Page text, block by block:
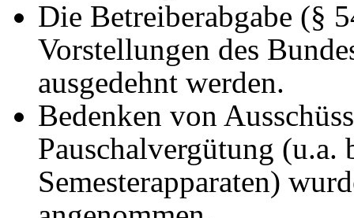
Die Betreiberabgabe (§
Vorstellungen des
ausgedehnt werden.
Bedenken von
Pauschalvergütung (u.a.
Semesterapparaten)